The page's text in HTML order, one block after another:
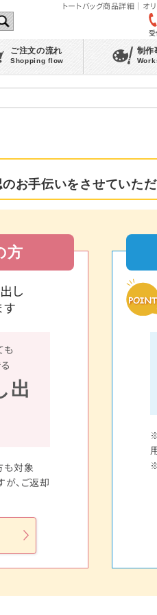
トートバッグ商品詳細｜オ
ご注文の流れ
Shopping flow
制作
お手伝いをさせていた
方
し
す
も
出
も対象
、ご返却